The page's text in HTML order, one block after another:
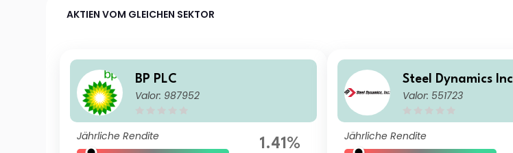
AKTIEN VOM GLEICHEN SEKTOR
BP PLC
Valor: 987952
Jährliche Rendite 1.41%
Steel Dynamics Inc
Valor: 551723
Jährliche Rendite